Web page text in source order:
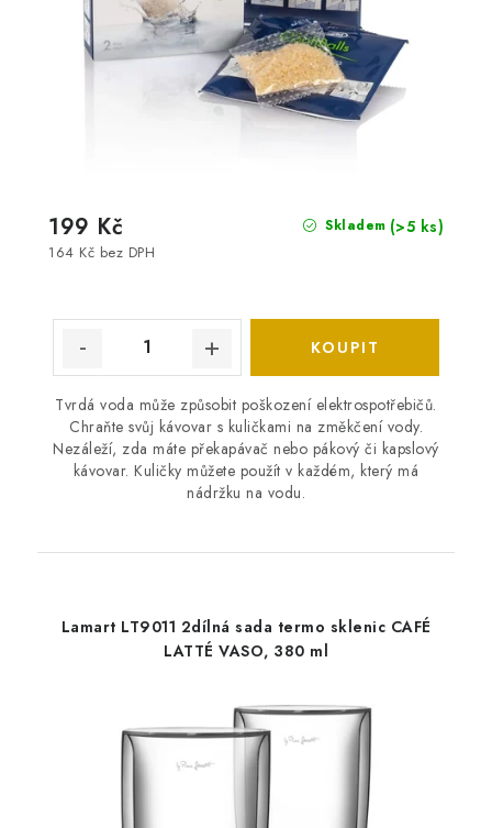
Skladem (>5 ks)
164 Kč bez DPH
199 Kč
Tvrdá voda může způsobit poškození elektrospotřebičů.
Chraňte svůj kávovar s kuličkami na změkčení vody.
Nezáleží, zda máte překapávač nebo pákový či kapslový
kávovar. Kuličky můžete použít v každém, který má
nádržku na vodu.
Lamart LT9011 2dílná sada termo sklenic CAFÉ
LATTÉ VASO, 380 ml